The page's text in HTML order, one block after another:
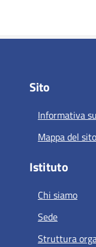
Sito
Informativa
Mappa del sito
Istituto
Chi siamo
Sede
Struttura